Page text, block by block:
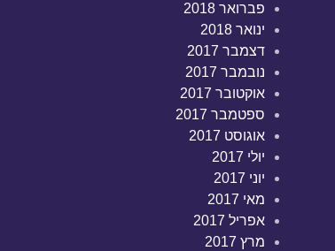
פברואר 2018
ינואר 2018
דצמבר 2017
נובמבר 2017
אוקטובר 2017
ספטמבר 2017
אוגוסט 2017
יולי 2017
יוני 2017
מאי 2017
אפריל 2017
מרץ 2017